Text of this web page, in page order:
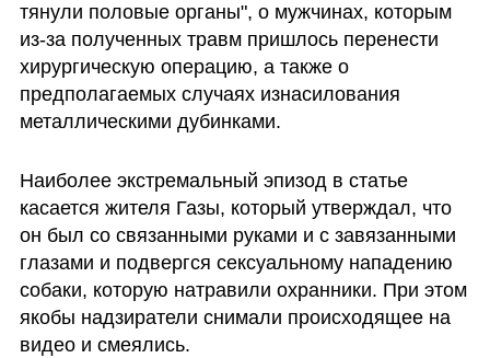
тянули половые органы", о мужчинах, которым
из-за полученных травм пришлось перенести
хирургическую операцию, а также о
предполагаемых случаях изнасилования
металлическими дубинками.
Наиболее экстремальный эпизод в статье
касается жителя Газы, который утверждал, что
он был со связанными руками и с завязанными
глазами и подвергся сексуальному нападению
собаки, которую натравили охранники. При этом
якобы надзиратели снимали происходящее на
видео и смеялись.